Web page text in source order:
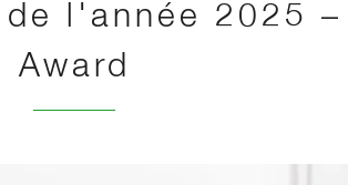
l'année 2025 –
Award